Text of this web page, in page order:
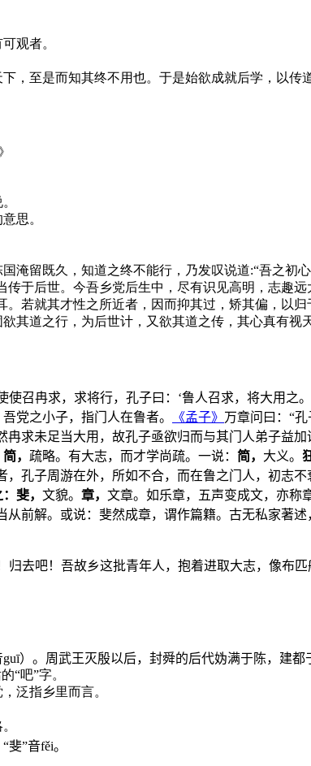
观者。
，至是而知其终不用也。于是始欲成就后学，以
思。
淹留既久，知道之终不能行，乃发叹说道:“吾之
传于后世。今吾乡党后生中，尽有识见高明，志趣
。若就其才性之所近者，因而抑其过，矫其偏，以
其道之行，为后世计，又欲其道之传，其心真有
使召冉求，求将行，孔子曰：‘鲁人召求，将大用之
吾党之小子，指门人在鲁者。 《孟子》 万章问曰：“
冉求未足当大用，故孔子亟欲归而与其门人弟子益
简， 疏略。有大志，而才学尚疏。一说： 简， 大义。
，孔子周游在外，所如不合，而在鲁之门人，初志
斐， 文貌。 章， 文章。如乐章，五声变成文，亦称
从前解。或说：斐然成章，谓作篇籍。古无私家著
归去吧！吾故乡这批青年人，抱着进取大志，像布
guī）。周武王灭殷以后，封舜的后代妫满于陈，建都
“吧”字。
泛指乡里而言。
斐”音fěi。